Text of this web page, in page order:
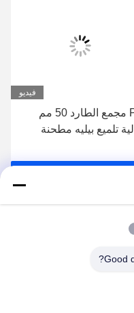
فيديو
PE مجمع الطارد 50 مم
تلميع بيليه مطحنة
برميل 38CrMoAl صلابة
Good